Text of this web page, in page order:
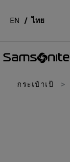
EN ไทย
กระเป๋าเป้